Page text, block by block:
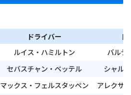
ドライバー ド
ルイス・ハミルトン バルテ
セバスチャン・ベッテル シャル
マックス・フェルスタッペン アレクサ